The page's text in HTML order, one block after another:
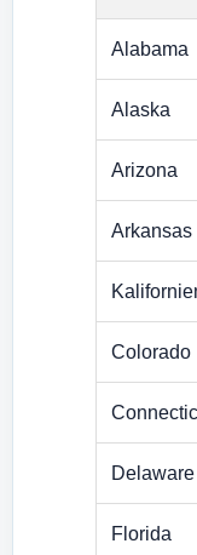
Alabama
Alaska
Arizona
Arkansas
Colorado
Delaware
Florida